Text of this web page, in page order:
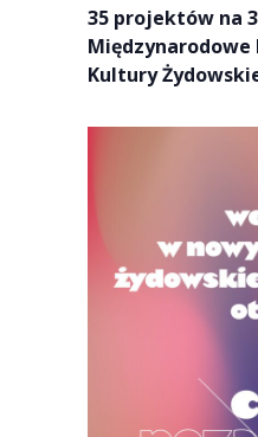
35 projektów na
Kultury